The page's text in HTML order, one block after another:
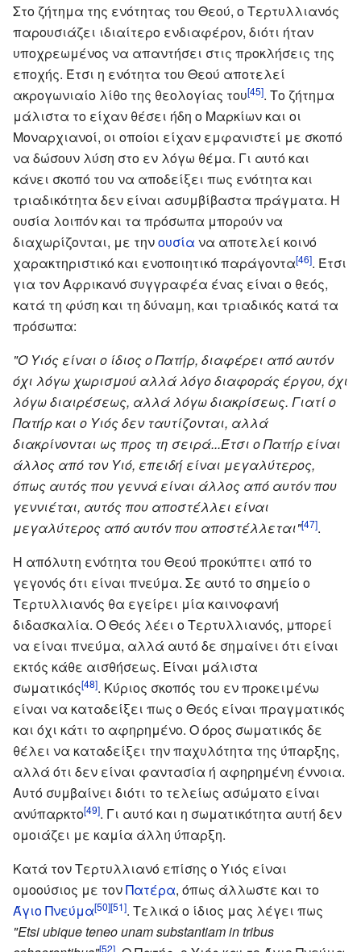
Στο ζήτημα της ενότητας του Θεού, ο Τερτυλλιανός
παρουσιάζει ιδιαίτερο ενδιαφέρον, διότι ήταν
υποχρεωμένος να απαντήσει στις προκλήσεις της
εποχής. Έτσι η ενότητα του Θεού αποτελεί
ακρογωνιαίο λίθο της θεολογίας του[45]. Το ζήτημα
μάλιστα το είχαν θέσει ήδη ο Μαρκίων και οι
Μοναρχιανοί, οι οποίοι είχαν εμφανιστεί με σκοπό
να δώσουν λύση στο εν λόγω θέμα. Γι αυτό και
κάνει σκοπό του να αποδείξει πως ενότητα και
τριαδικότητα δεν είναι ασυμβίβαστα πράγματα. Η
ουσία λοιπόν και τα πρόσωπα μπορούν να
διαχωρίζονται, με τηνουσία να αποτελεί κοινό
χαρακτηριστικό και ενοποιητικό παράγοντα[46]. Έτσι
για τον Αφρικανό συγγραφέα ένας είναι ο θεός,
κατά τη φύση και τη δύναμη, και τριαδικός κατά τα
πρόσωπα:
"Ο Υιός είναι ο ίδιος ο Πατήρ, διαφέρει από αυτόν
όχι λόγω χωρισμού αλλά λόγο διαφοράς έργου, όχι
λόγω διαιρέσεως, αλλά λόγω διακρίσεως. Γιατί ο
Πατήρ και ο Υιός δεν ταυτίζονται, αλλά
διακρίνονται ως προς τη σειρά...Έτσι ο Πατήρ είναι
άλλος από τον Υιό, επειδή είναι μεγαλύτερος,
όπως αυτός που γεννά είναι άλλος από αυτόν που
γεννιέται, αυτός που αποστέλλει είναι
μεγαλύτερος από αυτόν που αποστέλλεται"[47].
Η απόλυτη ενότητα του Θεού προκύπτει από το
γεγονός ότι είναι πνεύμα. Σε αυτό το σημείο ο
Τερτυλλιανός θα εγείρει μία καινοφανή
διδασκαλία. Ο Θεός λέει ο Τερτυλλιανός, μπορεί
να είναι πνεύμα, αλλά αυτό δε σημαίνει ότι είναι
εκτός κάθε αισθήσεως. Είναι μάλιστα
σωματικός[48]. Κύριος σκοπός του εν προκειμένω
είναι να καταδείξει πως ο Θεός είναι πραγματικός
και όχι κάτι το αφηρημένο. Ο όρος σωματικός δε
θέλει να καταδείξει την παχυλότητα της ύπαρξης,
αλλά ότι δεν είναι φαντασία ή αφηρημένη έννοια.
Αυτό συμβαίνει διότι το τελείως ασώματο είναι
ανύπαρκτο[49]. Γι αυτό και η σωματικότητα αυτή δεν
ομοιάζει με καμία άλλη ύπαρξη.
Κατά τον Τερτυλλιανό επίσης ο Υιός είναι
ομοούσιος με τονΠατέρα, όπως άλλωστε και το
Άγιο Πνεύμα[50][51]. Τελικά ο ίδιος μας λέγει πως
"Etsi ubique teneo unam substantiam in tribus
[52]